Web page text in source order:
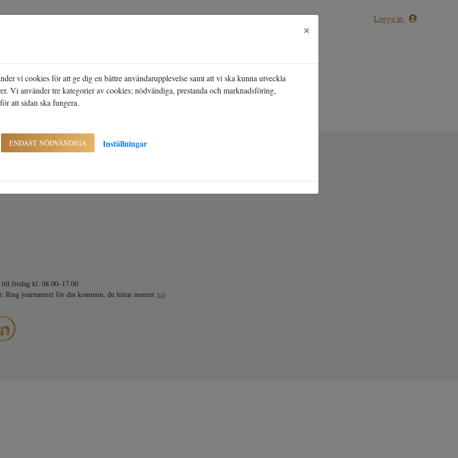
Logga in
ej visas
visas. Det kan t.ex. bero på att det inte längre finns tillgängligt att
till fredag kl. 08.00–17.00
Ring journumret för din kommun, du hittar numret här
×
vi cookies för att ge dig en bättre användarupplevelse samt att vi ska kunna utveckla
Vi använder tre kategorier av cookies; nödvändiga, prestanda och marknadsföring,
att sidan ska fungera.
ENDAST NÖDVÄNDIGA Inställningar